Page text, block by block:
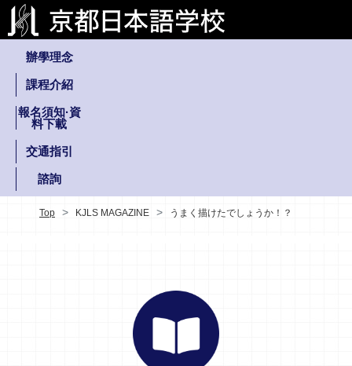
辦學理念
課程介紹
報名須知·資
料下載
交通指引
諮詢
Top KJLS MAGAZINE うまく描けたでしょうか！？